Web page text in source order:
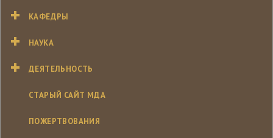
КАФЕДРЫ
НАУКА
ДЕЯТЕЛЬНОСТЬ
СТАРЫЙ САЙТ МДА
ПОЖЕРТВОВАНИЯ